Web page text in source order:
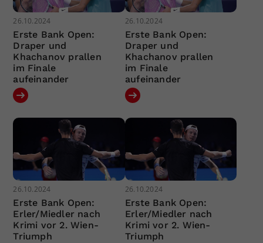
26.10.2024
Erste Bank Open:
Draper und
Khachanov prallen
im Finale
aufeinander
26.10.2024
Erste Bank Open:
Draper und
Khachanov prallen
im Finale
aufeinander
26.10.2024
Erste Bank Open:
Erler/Miedler nach
Krimi vor 2. Wien-
Triumph
26.10.2024
Erste Bank Open:
Erler/Miedler nach
Krimi vor 2. Wien-
Triumph